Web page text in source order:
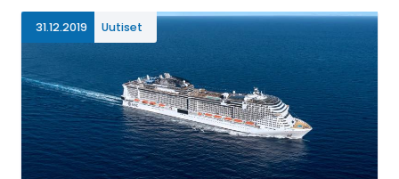
31.12.2019 Uutiset